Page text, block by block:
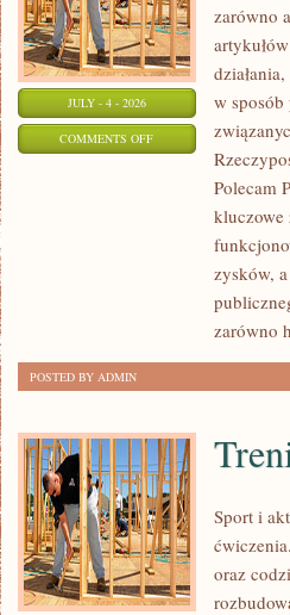
JULY - 4 - 2026
COMMENTS OFFON
TAJEMNICE
NIEWYJAŚNIONE
zarówno
w
Polecam
kluczowe
zysków,
zarówno
POSTED BY ADMIN
Sport i
oraz